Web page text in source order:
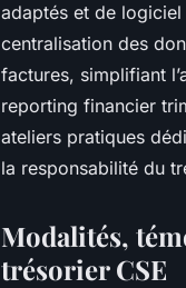
adaptés et de
centralisation des
factures, simplifiant
reporting financier
ateliers pratiques
la responsabilité du
Modalités,
trésorier CSE